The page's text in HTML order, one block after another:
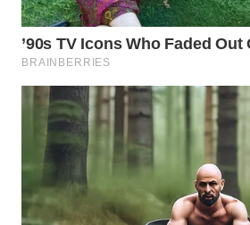
Elas funcionam como um
da alma com a razão pura,
estabilidade interna depende